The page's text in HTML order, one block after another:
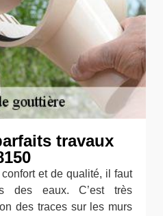
travaux
et de qualité, il faut
des eaux. C’est très
des traces sur les murs